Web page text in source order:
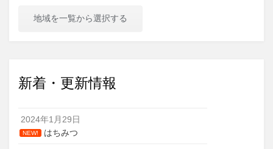
地域を一覧から選択する
新着・更新情報
2024年1月29日
NEW! はちみつ